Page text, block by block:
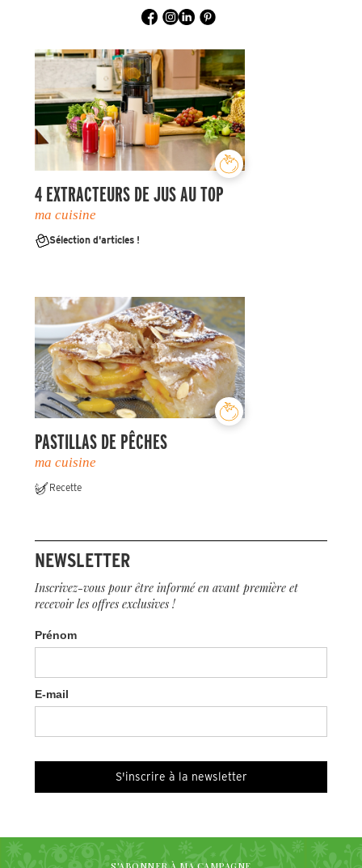
4 EXTRACTEURS DE JUS AU TOP
ma cuisine
Sélection d'articles !
PASTILLAS DE PÊCHES
ma cuisine
Recette
NEWSLETTER
Inscrivez-vous pour être informé en avant première et
recevoir les offres exclusives !
Prénom
E-mail